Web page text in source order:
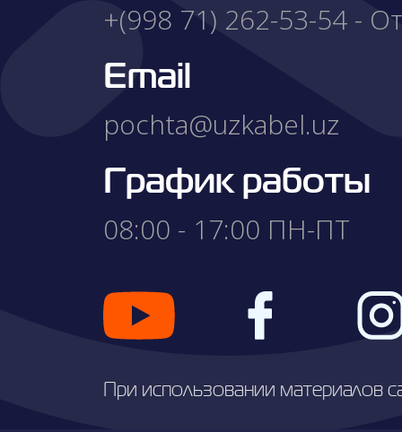
+(998 71) 262-53-54 -
Email
pochta@uzkabel.uz
График работы
08:00 - 17:00 ПН-ПТ
При использовании материалов